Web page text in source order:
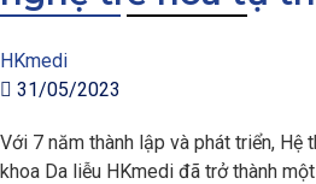
HKmedi
31/05/2023
Với 7 năm thành lập và phát triển, Hệ
khoa Da liễu HKmedi đã trở thành